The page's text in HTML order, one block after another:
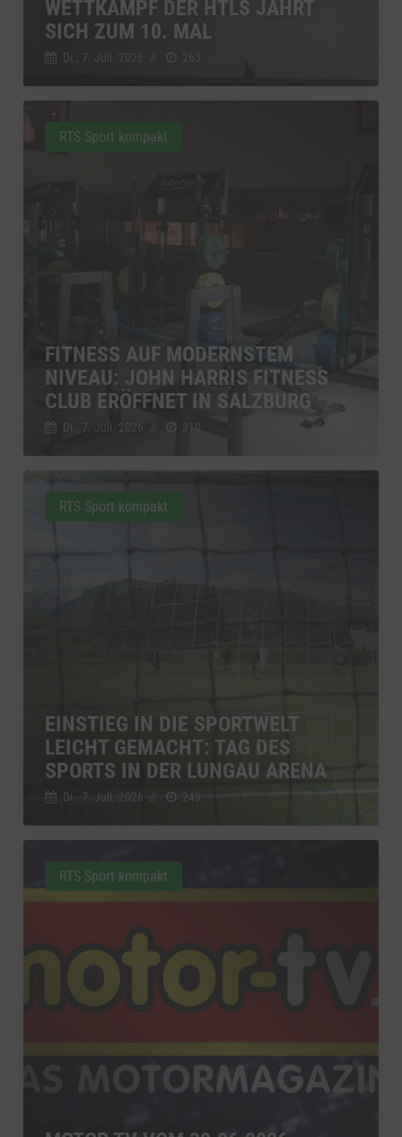
WETTKAMPF DER HTLS JÄHRT
SICH ZUM 10. MAL
Di., 7. Juli. 2026
FITNESS AUF MODERNSTEM
NIVEAU: JOHN HARRIS FITNESS
CLUB ERÖFFNET IN SALZBURG
Di., 7. Juli. 2026 210
RTS Sport kompakt
EINSTIEG IN DIE SPORTWELT
LEICHT GEMACHT: TAG DES
SPORTS IN DER LUNGAU ARENA
Di., 7. Juli. 2026 // 249
RTS Sport kompakt
RTS Sport kompakt